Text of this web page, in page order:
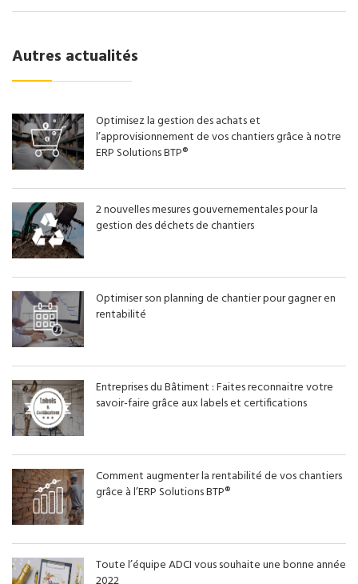
Autres actualités
Optimisez la gestion des achats et
l’approvisionnement de vos chantiers grâce à notre
ERP Solutions BTP®
2 nouvelles mesures gouvernementales pour la
gestion des déchets de chantiers
Optimiser son planning de chantier pour gagner en
rentabilité
Entreprises du Bâtiment : Faites reconnaitre votre
savoir-faire grâce aux labels et certifications
Comment augmenter la rentabilité de vos chantiers
grâce à l’ERP Solutions BTP®
Toute l’équipe ADCI vous souhaite une bonne année